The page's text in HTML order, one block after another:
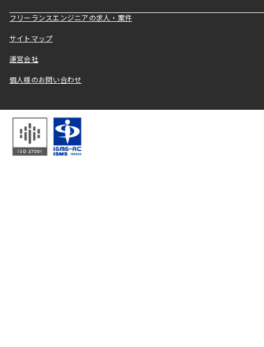
フリーランスエンジニアの求人・案件
サイトマップ
運営会社
個人様のお問い合わせ